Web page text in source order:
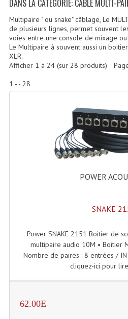
Recevoir Nos
Faire Votre
Accessoires
Accessoires Micro,
Pieds
Amplificateurs
DANS LA CATÉGORIE: CÂBLE MULTI-
Multipaire " ou snake" câblage, Le
de plusieurs lignes, permet souvent
voies entre une console de mixage
Le Multipaire à souvent aussi un
XLR.
Afficher 1 à 24(sur 28 produits)
1 - - 28
POWER
SNAKE
Power SNAKE 2151 Boitier de
multipaire audio 10M • Boitier
Nombre de paires : 8 entrées /
cliquez-ici pour
62.00E